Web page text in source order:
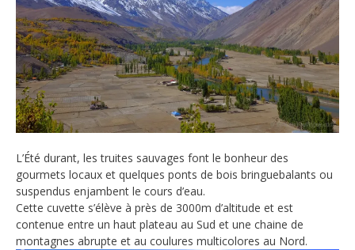
L’Été durant, les truites sauvages font le bonheur des
gourmets locaux et quelques ponts de bois bringuebalants ou
suspendus enjambent le cours d’eau.
Cette cuvette s’élève à près de 3000m d’altitude et est
contenue entre un haut plateau au Sud et une chaine de
montagnes abrupte et au coulures multicolores au Nord.